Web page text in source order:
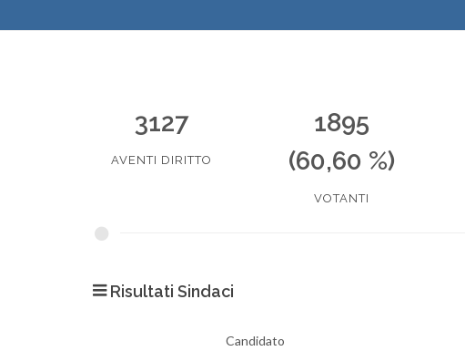
3127
AVENTI DIRITTO
1895
(60,60 %)
VOTANTI
Risultati Sindaci
Candidato